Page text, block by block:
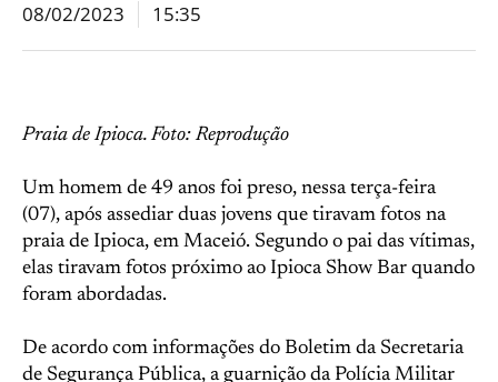
08/02/2023
15:35
Praia de Ipioca. Foto: Reprodução
Um homem de 49 anos foi preso, nessa terça-feira
(07), após assediar duas jovens que tiravam fotos na
praia de Ipioca, em Maceió. Segundo o pai das vítimas,
elas tiravam fotos próximo ao Ipioca Show Bar quando
foram abordadas.
De acordo com informações do Boletim da Secretaria
de Segurança Pública, a guarnição da Polícia Militar